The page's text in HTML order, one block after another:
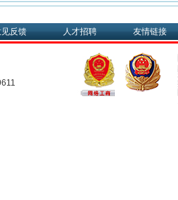
反馈 人才招聘 友情链接